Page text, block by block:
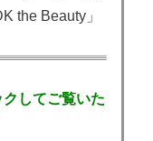
the Beauty」
してご覧いた